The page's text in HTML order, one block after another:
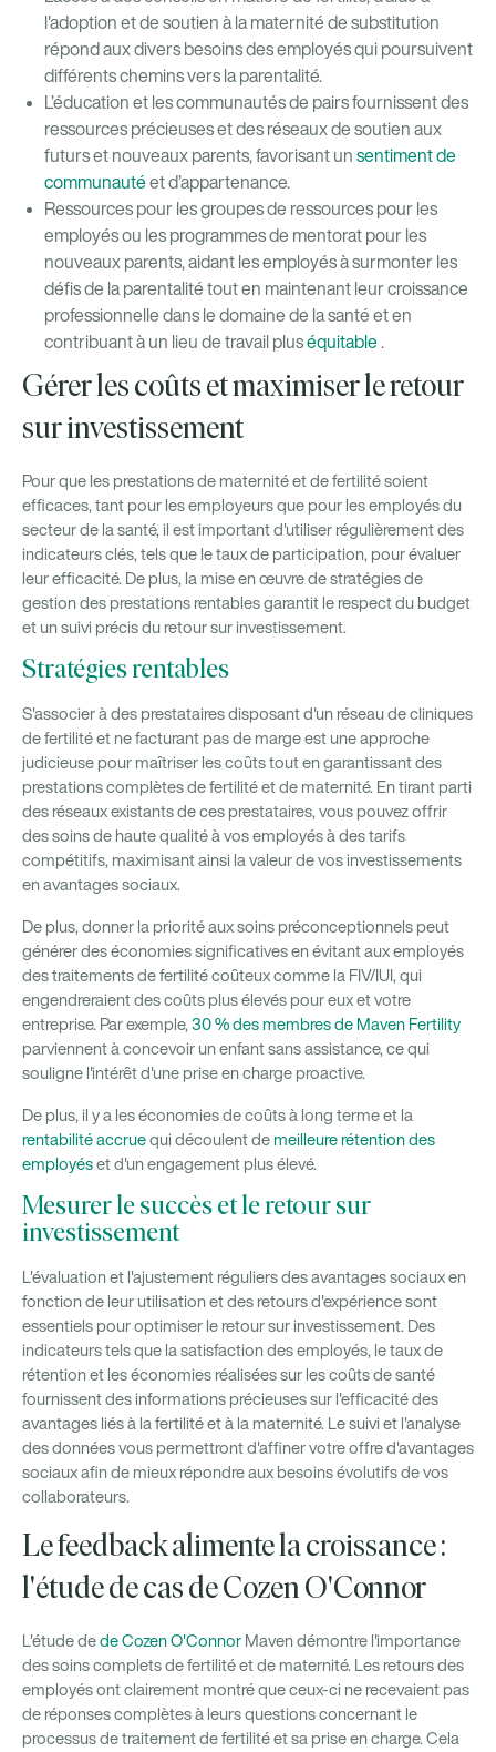
l'adoption et de soutien à la maternité de substitution
répond aux divers besoins des employés qui poursuivent
différents chemins vers la parentalité.
L’éducation et les communautés de pairs fournissent des
ressources précieuses et des réseaux de soutien aux
futurs et nouveaux parents, favorisant un sentiment de
communautéet d’appartenance.
Ressources pour les groupes de ressources pour les
employés ou les programmes de mentorat pour les
nouveaux parents, aidant les employés à surmonter les
défis de la parentalité tout en maintenant leur croissance
professionnelle dans le domaine de la santé et en
contribuant à un lieu de travail pluséquitable.
Gérer les coûts et maximiser le retour
sur investissement
Pour que les prestations de maternité et de fertilité soient
efficaces, tant pour les employeurs que pour les employés du
secteur de la santé, il est important d'utiliser régulièrement des
indicateurs clés, tels que le taux de participation, pour évaluer
leur efficacité. De plus, la mise en œuvre de stratégies de
gestion des prestations rentables garantit le respect du budget
et un suivi précis du retour sur investissement.
Stratégies rentables
S'associer à des prestataires disposant d'un réseau de cliniques
de fertilité et ne facturant pas de marge est une approche
judicieuse pour maîtriser les coûts tout en garantissant des
prestations complètes de fertilité et de maternité. En tirant parti
des réseaux existants de ces prestataires, vous pouvez offrir
des soins de haute qualité à vos employés à des tarifs
compétitifs, maximisant ainsi la valeur de vos investissements
en avantages sociaux.
De plus, donner la priorité aux soins préconceptionnels peut
générer des économies significatives en évitant aux employés
des traitements de fertilité coûteux comme la FIV/IUI, qui
engendreraient des coûts plus élevés pour eux et votre
entreprise. Par exemple, 30 % des membres de Maven Fertility
parviennent à concevoir un enfant sans assistance, ce qui
souligne l'intérêt d'une prise en charge proactive.
De plus, il y a les économies de coûts à long terme et la
rentabilité accruequi découlent demeilleure rétention des
employéset d'un engagement plus élevé.
Mesurer le succès et le retour sur
investissement
L'évaluation et l'ajustement réguliers des avantages sociaux en
fonction de leur utilisation et des retours d'expérience sont
essentiels pour optimiser le retour sur investissement. Des
indicateurs tels que la satisfaction des employés, le taux de
rétention et les économies réalisées sur les coûts de santé
fournissent des informations précieuses sur l'efficacité des
avantages liés à la fertilité et à la maternité. Le suivi et l'analyse
des données vous permettront d'affiner votre offre d'avantages
sociaux afin de mieux répondre aux besoins évolutifs de vos
collaborateurs.
Le feedback alimente la croissance :
l'étude de cas de Cozen O'Connor
L'étude dede Cozen O'Connor Maven démontre l'importance
des soins complets de fertilité et de maternité. Les retours des
employés ont clairement montré que ceux-ci ne recevaient pas
de réponses complètes à leurs questions concernant le
processus de traitement de fertilité et sa prise en charge. Cela